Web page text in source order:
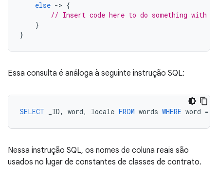
else -> {
// Insert code here to do something with
}
}
Essa consulta é análoga à seguinte instrução SQL:
SELECT _ID, word, locale FROM words WHERE word =
Nessa instrução SQL, os nomes de coluna reais são
usados no lugar de constantes de classes de contrato.